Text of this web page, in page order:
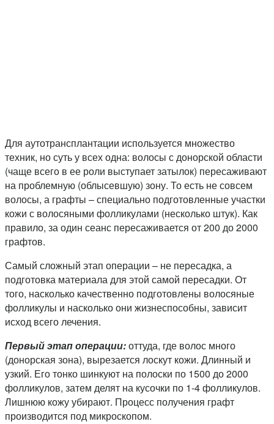
Для аутотрансплантации используется множество
техник, но суть у всех одна: волосы с донорской области
(чаще всего в ее роли выступает затылок) пересаживают
на проблемную (облысевшую) зону. То есть не совсем
волосы, а графты – специально подготовленные участки
кожи с волосяными фолликулами (несколько штук). Как
правило, за один сеанс пересаживается от 200 до 2000
графтов.
Самый сложный этап операции – не пересадка, а
подготовка материала для этой самой пересадки. От
того, насколько качественно подготовлены волосяные
фолликулы и насколько они жизнеспособны, зависит
исход всего лечения.
Первый этап операции:оттуда, где волос много
(донорская зона), вырезается лоскут кожи. Длинный и
узкий. Его тонко шинкуют на полоски по 1500 до 2000
фолликулов, затем делят на кусочки по 1-4 фолликулов.
Лишнюю кожу убирают. Процесс получения графт
производится под микроскопом.